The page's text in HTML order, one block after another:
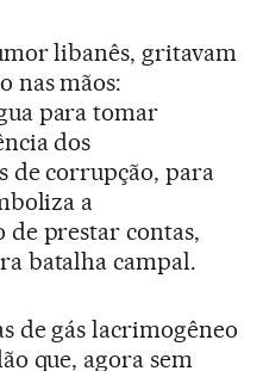
libanês, gritavam
nas mãos:
para tomar
dos
de corrupção, para
a
de prestar contas,
batalha campal.
de gás lacrimogêneo
que, agora sem